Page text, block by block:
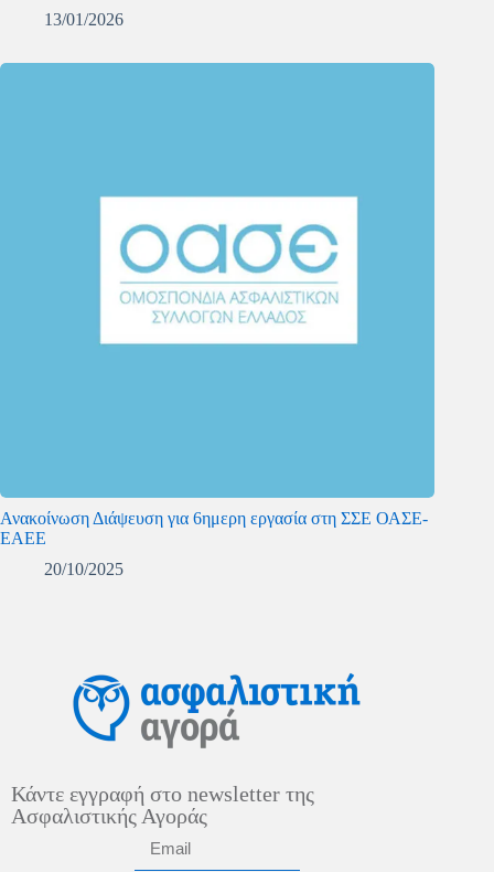
13/01/2026
Ανακοίνωση Διάψευση για 6ημερη εργασία στη ΣΣΕ ΟΑΣΕ-
ΕΑΕΕ
20/10/2025
Κάντε εγγραφή στο newsletter της
Ασφαλιστικής Αγοράς